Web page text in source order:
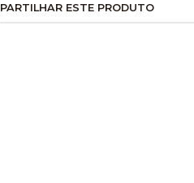
PARTILHAR ESTE PRODUTO